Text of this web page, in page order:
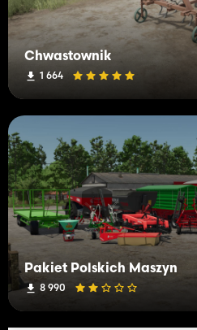
Chwastownik
1 664
Pakiet Polskich Maszyn
8 990